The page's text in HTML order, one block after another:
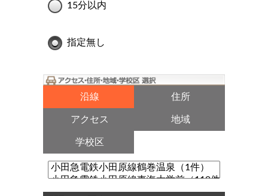
15分以内
指定無し
沿線 住所
アクセス 地域
学校区